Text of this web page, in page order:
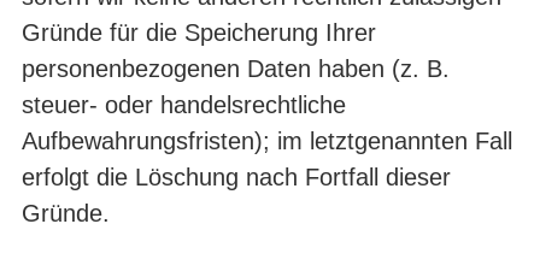
Gründe für die Speicherung Ihrer
personenbezogenen Daten haben (z. B.
steuer- oder handelsrechtliche
Aufbewahrungsfristen); im letztgenannten Fall
erfolgt die Löschung nach Fortfall dieser
Gründe.